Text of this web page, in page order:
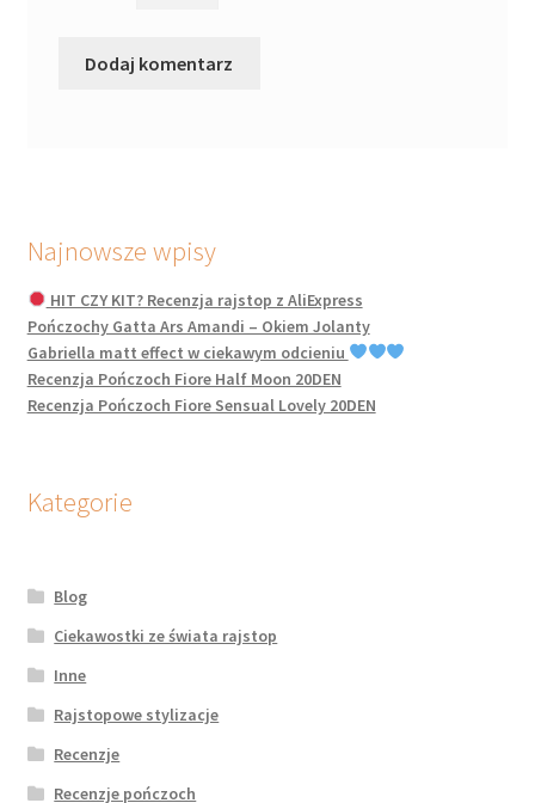
Najnowsze wpisy
HIT CZY KIT? Recenzja rajstop z AliExpress
Pończochy Gatta Ars Amandi – Okiem Jolanty
Gabriella matt effect w ciekawym odcieniu
Recenzja Pończoch Fiore Half Moon 20DEN
Recenzja Pończoch Fiore Sensual Lovely 20DEN
Kategorie
Blog
Ciekawostki ze świata rajstop
Inne
Rajstopowe stylizacje
Recenzje
Recenzje pończoch